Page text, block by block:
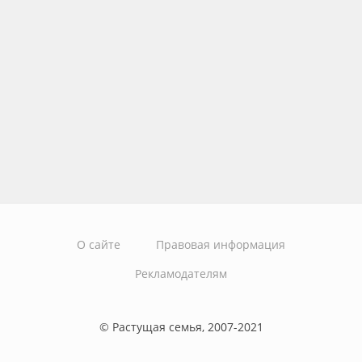
О сайте
Правовая информация
Рекламодателям
© Растущая семья, 2007-2021